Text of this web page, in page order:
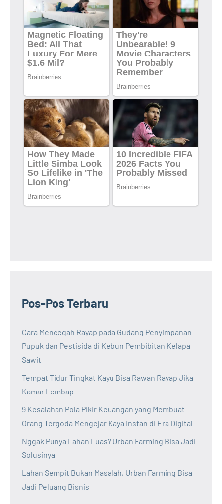
Pos-Pos Terbaru
Cara Mencegah Rayap pada Gudang Penyimpanan
Pupuk dan Pestisida di Kebun Pembibitan Kelapa
Sawit
Tempat Tidur Tingkat Kayu Bisa Rawan Rayap Jika
Kamar Lembap
9 Kesalahan Pola Pikir Keuangan yang Membuat
Orang Tergoda Mengejar Kaya Instan di Era Digital
Nggak Punya Lahan Luas? Urban Farming Bisa Jadi
Solusinya
Lahan Sempit Bukan Masalah, Urban Farming Bisa
Jadi Peluang Bisnis